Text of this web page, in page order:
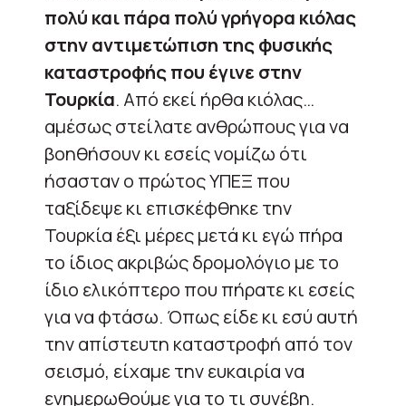
πολύ και πάρα πολύ γρήγορα κιόλας
στην αντιμετώπιση της φυσικής
καταστροφής που έγινε στην
Τουρκία. Από εκεί ήρθα κιόλας…
αμέσως στείλατε ανθρώπους για να
βοηθήσουν κι εσείς νομίζω ότι
ήσασταν ο πρώτος ΥΠΕΞ που
ταξίδεψε κι επισκέφθηκε την
Τουρκία έξι μέρες μετά κι εγώ πήρα
το ίδιος ακριβώς δρομολόγιο με το
ίδιο ελικόπτερο που πήρατε κι εσείς
για να φτάσω. Όπως είδε κι εσύ αυτή
την απίστευτη καταστροφή από τον
σεισμό, είχαμε την ευκαιρία να
ενημερωθούμε για το τι συνέβη.